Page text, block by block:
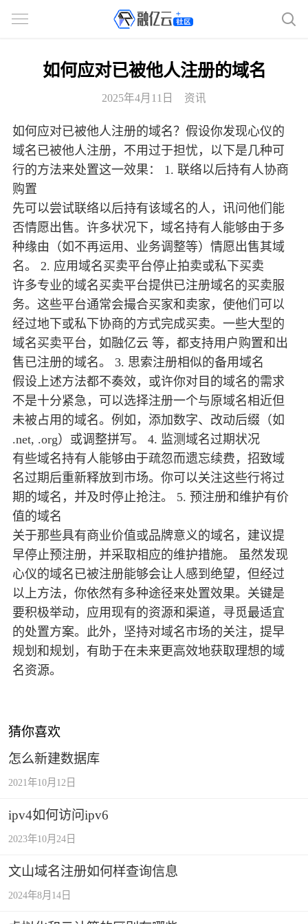
如何应对已被他人注册的域名
2025年4月11日 资讯
如何应对已被他人注册的域名？假设你发现心仪的
域名已被他人注册，不用过于担忧，以下是几种可
行的方法来处置这一效果： 1. 联络以后持有人协商
购置
先可以尝试联络以后持有该域名的人，讯问他们能
否情愿出售。许多状况下，域名持有人能够由于多
种缘由（如不再运用、业务调整等）情愿出售其域
名。 2. 应用域名买卖平台停止拍卖或私下买卖
许多专业的域名买卖平台提供已注册域名的买卖服
务。这些平台通常会撮合买家和卖家，使他们可以
经过地下或私下协商的方式完成买卖。一些大型的
域名买卖平台，如融亿云 等，都支持用户购置和出
售已注册的域名。 3. 思索注册相似的备用域名
假设上述方法都不奏效，或许你对目的域名的需求
不是十分紧急，可以选择注册一个与原域名相近但
未被占用的域名。例如，添加数字、改动后缀（如
.net, .org）或调整拼写。 4. 监测域名过期状况
有些域名持有人能够由于疏忽而遗忘续费，招致域
名过期后重新释放到市场。你可以关注这些行将过
期的域名，并及时停止抢注。 5. 预注册和维护有价
值的域名
关于那些具有商业价值或品牌意义的域名，建议提
早停止预注册，并采取相应的维护措施。 虽然发现
心仪的域名已被注册能够会让人感到绝望，但经过
以上方法，你依然有多种途径来处置效果。关键是
要积极举动，应用现有的资源和渠道，寻觅最适宜
的处置方案。此外，坚持对域名市场的关注，提早
规划和规划，有助于在未来更高效地获取理想的域
名资源。
猜你喜欢
怎么新建数据库
2021年10月12日
ipv4如何访问ipv6
2023年10月24日
文山域名注册如何样查询信息
2024年8月14日